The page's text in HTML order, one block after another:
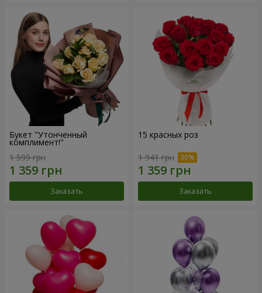
Букет "Утонченный
комплимент!"
1 599 грн
Заказать
15 красных роз
1 941 грн
Заказать